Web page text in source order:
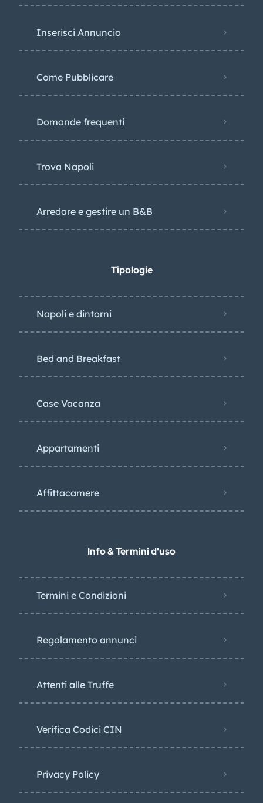
Inserisci Annuncio
Come Pubblicare
Domande frequenti
Trova Napoli
Arredare e gestire un B&B
Tipologie
Napoli e dintorni
Bed and Breakfast
Case Vacanza
Appartamenti
Affittacamere
Info & Termini d'uso
Termini e Condizioni
Regolamento annunci
Attenti alle Truffe
Verifica Codici CIN
Privacy Policy​